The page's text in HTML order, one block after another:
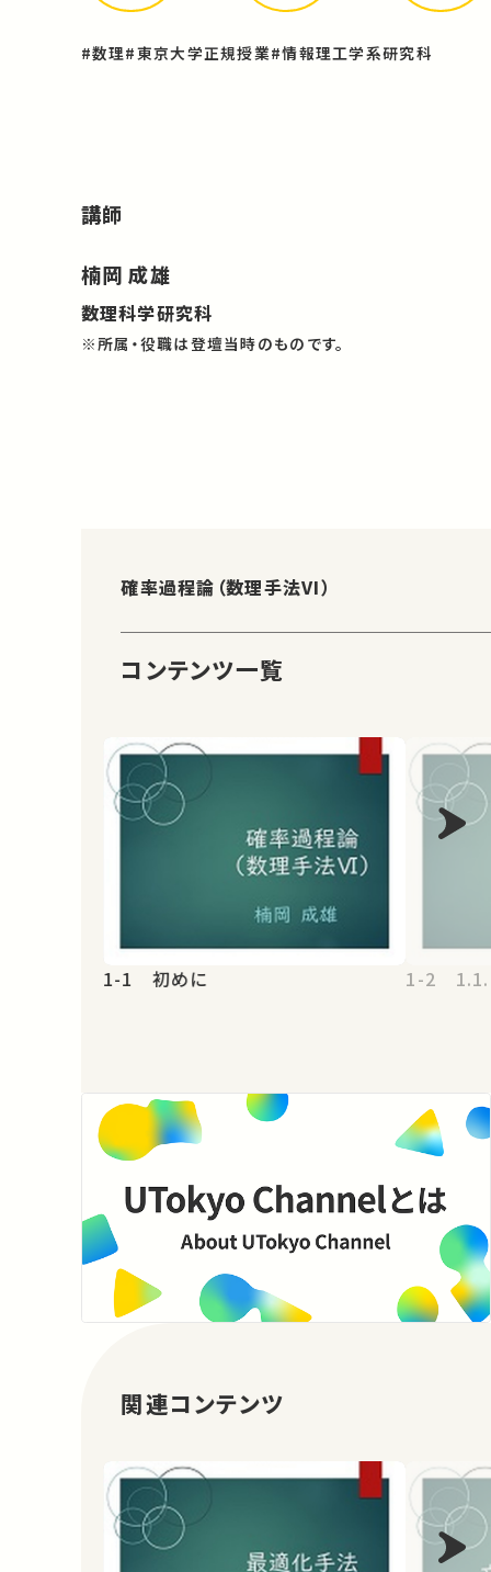
#数理#東京大学正規授業#情報理工学系研究科
講師
楠岡 成雄
数理科学研究科
※所属・役職は登壇当時のものです。
確率過程論（数理手法VI）
コンテンツ一覧
1-1 初めに 1-2
関連コンテンツ